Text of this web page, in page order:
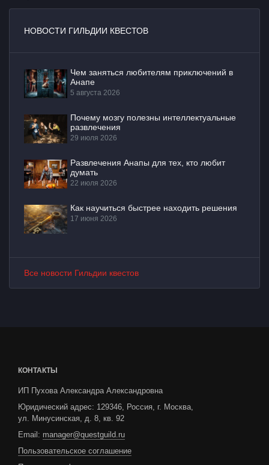
НОВОСТИ ГИЛЬДИИ КВЕСТОВ
Чем заняться любителям приключений в
Анапе
5 августа 2026
Почему мозгу полезны интеллектуальные
развлечения
29 июля 2026
Развлечения Анапы для тех, кто любит
думать
22 июля 2026
Как научиться быстрее находить решения
17 июня 2026
Все новости Гильдии квестов
КОНТАКТЫ
ИП Пухова Александра Александровна
Юридический адрес: 129346, Россия, г. Москва,
ул. Минусинская, д. 8, кв. 92
Email: manager@questguild.ru
Пользовательское соглашение